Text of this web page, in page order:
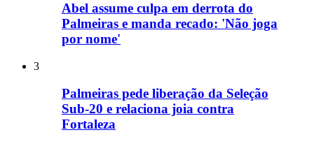
Abel assume culpa em derrota do
Palmeiras e manda recado: 'Não joga
por nome'
3
Palmeiras pede liberação da Seleção
Sub-20 e relaciona joia contra
Fortaleza